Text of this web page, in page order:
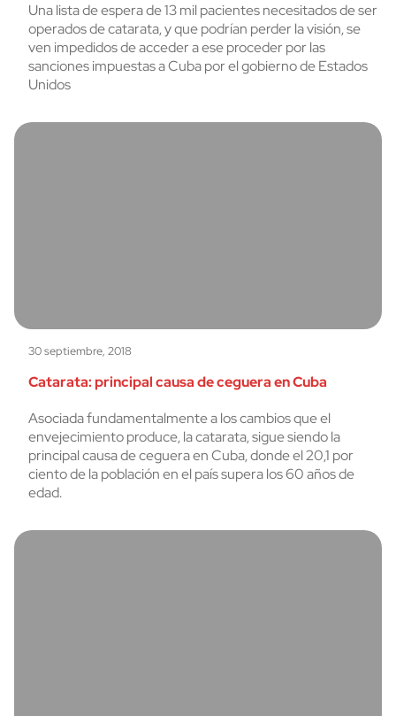
Una lista de espera de 13 mil pacientes necesitados de ser
operados de catarata, y que podrían perder la visión, se
ven impedidos de acceder a ese proceder por las
sanciones impuestas a Cuba por el gobierno de Estados
Unidos
30 septiembre, 2018
Catarata: principal causa de ceguera en Cuba
Asociada fundamentalmente a los cambios que el
envejecimiento produce, la catarata, sigue siendo la
principal causa de ceguera en Cuba, donde el 20,1 por
ciento de la población en el país supera los 60 años de
edad.